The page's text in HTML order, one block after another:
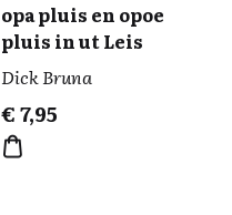
opa pluis en opoe
pluis in ut Leis
Dick Bruna
€7,95